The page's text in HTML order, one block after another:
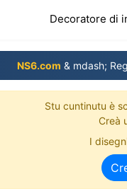
Decoratore di
NS6.com & mdash;
Stu cuntinutu è
Creà
I